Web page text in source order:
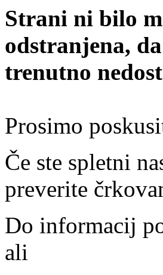
Strani ni bilo
odstranjena,
trenutno
Prosimo
Če ste spletni
preverite
Do informacij
ali